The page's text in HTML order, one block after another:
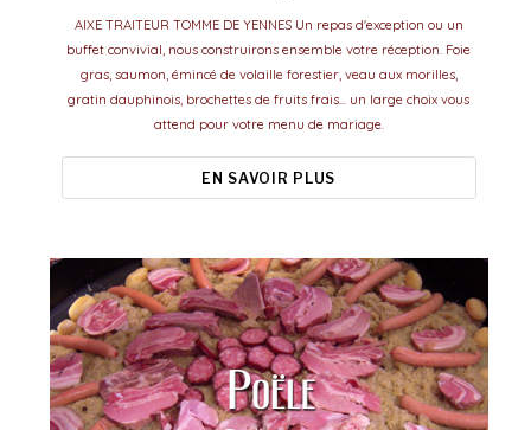
AIXE TRAITEUR TOMME DE YENNES Un repas d'exception ou un
buffet convivial, nous construirons ensemble votre réception. Foie
gras, saumon, émincé de volaille forestier, veau aux morilles,
gratin dauphinois, brochettes de fruits frais... un large choix vous
attend pour votre menu de mariage.
EN SAVOIR PLUS